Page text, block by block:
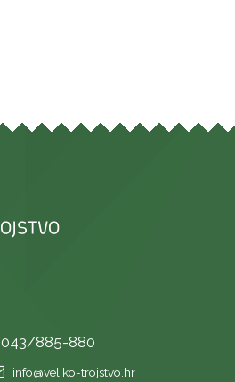
043/885-880
info@veliko-trojstvo.hr